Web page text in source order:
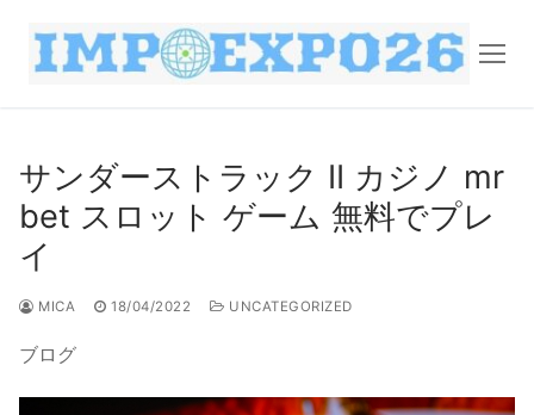
サンダーストラック II カジノ mr
bet スロット ゲーム 無料でプレ
イ
MICA 18/04/2022 UNCATEGORIZED
ブログ